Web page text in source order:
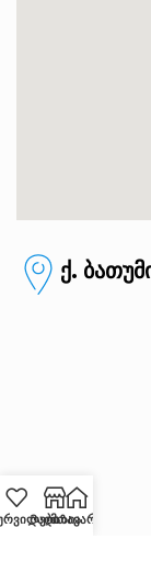
ქ.
Მაღაზია
მთავარი